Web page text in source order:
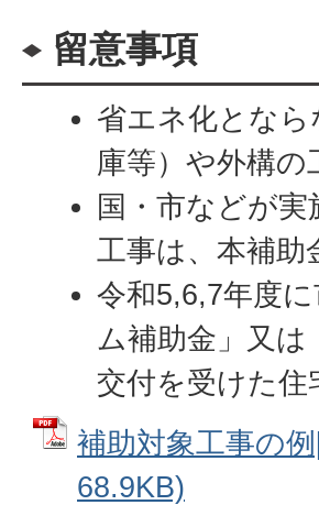
留意事項
省エネ化とな
庫等）や外構
国・市などが
工事は、本補助
令和5,6,7年度
ム補助金」又は
交付を受けた
補助対象工事の
68.9KB)